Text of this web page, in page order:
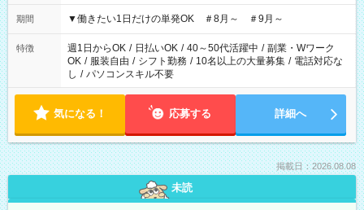
▼18:00～21:00
期間 ▼働きたい1日だけの単発OK ＃8月～ ＃9月～
特徴 週1日からOK / 日払いOK / 40～50代活躍中 / 副業・Wワーク
OK / 服装自由 / シフト勤務 / 10名以上の大量募集 / 電話対応な
し / パソコンスキル不要
気になる！ 応募する 詳細へ
掲載日：2026.08.08
未読